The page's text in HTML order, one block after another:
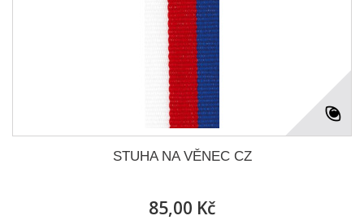
STUHA NA VĚNEC CZ
85,00 Kč